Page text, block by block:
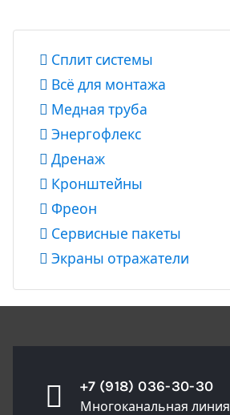
Сплит системы
Всё для монтажа
Медная труба
Энергофлекс
Дренаж
Кронштейны
Фреон
Сервисные пакеты
Экраны отражатели
+7 (918) 036-30-30
Многоканальная линия